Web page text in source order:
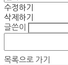
수정하기
삭제하기
글쓴이
목록으로 가기